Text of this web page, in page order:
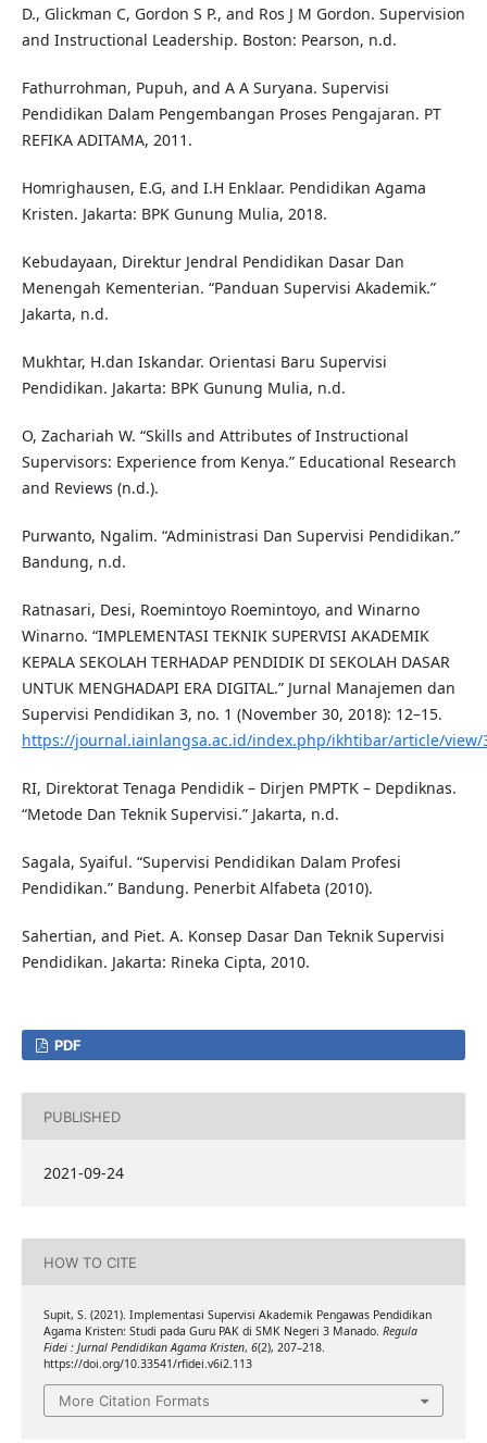
D., Glickman C, Gordon S P., and Ros J M Gordon. Supervision
and Instructional Leadership. Boston: Pearson, n.d.
Fathurrohman, Pupuh, and A A Suryana. Supervisi
Pendidikan Dalam Pengembangan Proses Pengajaran. PT
REFIKA ADITAMA, 2011.
Homrighausen, E.G, and I.H Enklaar. Pendidikan Agama
Kristen. Jakarta: BPK Gunung Mulia, 2018.
Kebudayaan, Direktur Jendral Pendidikan Dasar Dan
Menengah Kementerian. “Panduan Supervisi Akademik.”
Jakarta, n.d.
Mukhtar, H.dan Iskandar. Orientasi Baru Supervisi
Pendidikan. Jakarta: BPK Gunung Mulia, n.d.
O, Zachariah W. “Skills and Attributes of Instructional
Supervisors: Experience from Kenya.” Educational Research
and Reviews (n.d.).
Purwanto, Ngalim. “Administrasi Dan Supervisi Pendidikan.”
Bandung, n.d.
Ratnasari, Desi, Roemintoyo Roemintoyo, and Winarno
Winarno. “IMPLEMENTASI TEKNIK SUPERVISI AKADEMIK
KEPALA SEKOLAH TERHADAP PENDIDIK DI SEKOLAH DASAR
UNTUK MENGHADAPI ERA DIGITAL.” Jurnal Manajemen dan
Supervisi Pendidikan 3, no. 1 (November 30, 2018): 12–15.
https://journal.iainlangsa.ac.id/index.php/ikhtibar/article/view/
RI, Direktorat Tenaga Pendidik – Dirjen PMPTK – Depdiknas.
“Metode Dan Teknik Supervisi.” Jakarta, n.d.
Sagala, Syaiful. “Supervisi Pendidikan Dalam Profesi
Pendidikan.” Bandung. Penerbit Alfabeta (2010).
Sahertian, and Piet. A. Konsep Dasar Dan Teknik Supervisi
Pendidikan. Jakarta: Rineka Cipta, 2010.
PDF
PUBLISHED
2021-09-24
HOW TO CITE
Supit, S. (2021). Implementasi Supervisi Akademik Pengawas Pendidikan
Agama Kristen: Studi pada Guru PAK di SMK Negeri 3 Manado. Regula
Fidei : Jurnal Pendidikan Agama Kristen, 6(2), 207–218.
https://doi.org/10.33541/rfidei.v6i2.113
More Citation Formats